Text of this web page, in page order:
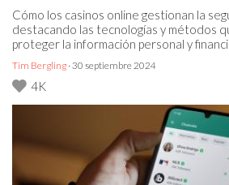
Cómo los casinos online gestionan la
destacando las tecnologías y métodos
proteger la información personal y
Tim Bergling · 30 septiembre 2024
4K